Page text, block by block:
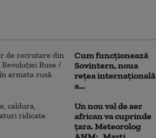
Cum funcționează
Sovintern, noua
rețea internațională
a...
Un nou val de aer
african va cuprinde
țara. Meteorolog